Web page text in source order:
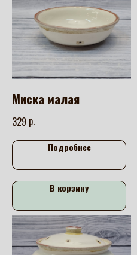
Миска малая
329 р.
Подробнее
В корзину